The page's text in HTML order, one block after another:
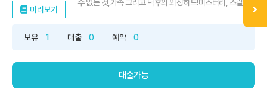
미리보기
수 없는 것,가족 그리고 덕후의 외장하드!미스터리, 스릴러,
스토리텔링을 선보이며 독자들의 사랑받고 있는 작가 강지
보유 1 대출 0 예약 0
대출가능